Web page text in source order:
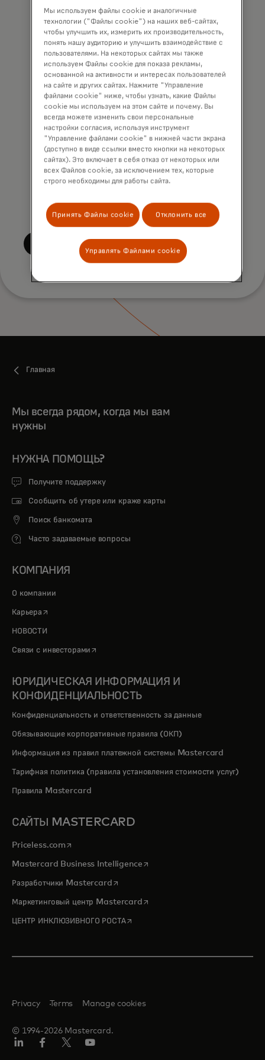
that I am also happy to be
contacted by Mastercard for such
marketing purposes by phone. I
understand that I am free to
withdraw my consent at any time,
free of charge, using the opt-out
link provided in each email.
I acknowledge that my personal
data will be processed in
accordance with
Mastercard’sGlobal Privacy Notice
By submitting this form, I also
confirm that I have read and agree
to the Mastercard Terms of Use .
Отправить
Главная
Мы всегда рядом, когда мы вам
нужны
НУЖНА ПОМОЩЬ?
Получите поддержку
Сообщить об утере или краже карты
Поиск банкомата
Часто задаваемые вопросы
КОМПАНИЯ
О компании
Карьера opens in a new tab
НОВОСТИ
Связи с инвесторами opens in a new tab
ЮРИДИЧЕСКАЯ ИНФОРМАЦИЯ И
КОНФИДЕНЦИАЛЬНОСТЬ
Конфиденциальность и ответственность за данные
Обязывающие корпоративные правила (ОКП)
Информация из правил платежной системы Mastercard
Тарифная политика (правила установления стоимости услуг)
Правила Mastercard
САЙТЫ MASTERCARD
Priceless.com opens in a new tab
Mastercard Business Intelligenceopens in a new tab
Разработчики Mastercardopens in a new tab
Маркетинговый центр Mastercardopens in a new tab
ЦЕНТР ИНКЛЮЗИВНОГО РОСТАopens in a new tab
© 1994-2026 Mastercard.
Privacy Terms Manage cookies
Мы используем файлы cookie и аналогичные
технологии ("Файлы cookie") на наших веб-сайтах,
чтобы улучшить их, измерить их производительность,
понять нашу аудиторию и улучшить взаимодействие с
пользователями. На некоторых сайтах мы также
используем Файлы cookie для показа рекламы,
основанной на активности и интересах пользователей
на сайте и других сайтах. Нажмите "Управление
файлами cookie" ниже, чтобы узнать, какие Файлы
cookie мы используем на этом сайте и почему. Вы
всегда можете изменить свои персональные
настройки согласия, используя инструмент
"Управление файлами cookie" в нижней части экрана
(доступно в виде ссылки вместо кнопки на некоторых
сайтах). Это включает в себя отказ от некоторых или
всех Файлов cookie, за исключением тех, которые
строго необходимы для работы сайта.
Принять Файлы cookie Отклонить все
Управлять Файлами cookie